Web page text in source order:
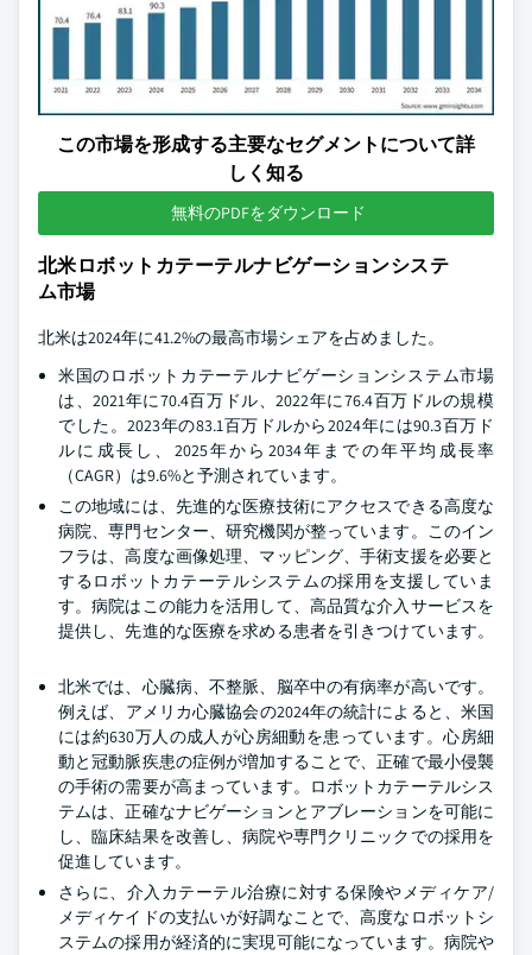
この市場を形成する主要なセグメントについて詳
しく知る
無料のPDFをダウンロード
北米ロボットカテーテルナビゲーションシステ
ム市場
北米は2024年に41.2%の最高市場シェアを占めました。
米国のロボットカテーテルナビゲーションシステム市場
は、2021年に70.4百万ドル、2022年に76.4百万ドルの規模
でした。2023年の83.1百万ドルから2024年には90.3百万ド
ルに成長し、2025年から2034年までの年平均成長率
（CAGR）は9.6%と予測されています。
この地域には、先進的な医療技術にアクセスできる高度な
病院、専門センター、研究機関が整っています。このイン
フラは、高度な画像処理、マッピング、手術支援を必要と
するロボットカテーテルシステムの採用を支援していま
す。病院はこの能力を活用して、高品質な介入サービスを
提供し、先進的な医療を求める患者を引きつけています。
北米では、心臓病、不整脈、脳卒中の有病率が高いです。
例えば、アメリカ心臓協会の2024年の統計によると、米国
には約630万人の成人が心房細動を患っています。心房細
動と冠動脈疾患の症例が増加することで、正確で最小侵襲
の手術の需要が高まっています。ロボットカテーテルシス
テムは、正確なナビゲーションとアブレーションを可能に
し、臨床結果を改善し、病院や専門クリニックでの採用を
促進しています。
さらに、介入カテーテル治療に対する保険やメディケア/
メディケイドの支払いが好調なことで、高度なロボットシ
ステムの採用が経済的に実現可能になっています。病院や